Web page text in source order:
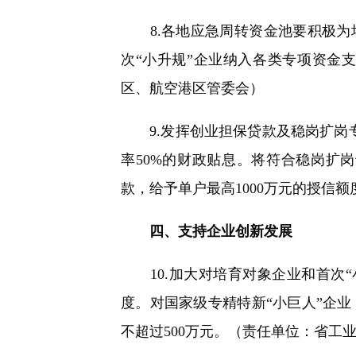
8.各地应急周转资金池要积极为
次“小升规”企业纳入各类专项资金
区、航空港区管委会）
9.发挥创业担保贷款及稳岗扩岗专
率50%的财政贴息。将符合稳岗扩
款，给予单户最高1000万元的授信
四、支持企业创新发展
10.加大对培育对象企业和首次“
度。对国家级专精特新“小巨人”企
不超过500万元。（责任单位：省工